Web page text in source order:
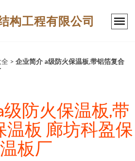
构工程有限公司
> 企业简介 a级防火保温板,带铝箔复合
防火保温板,带
温板 廊坊科盈保
温板厂